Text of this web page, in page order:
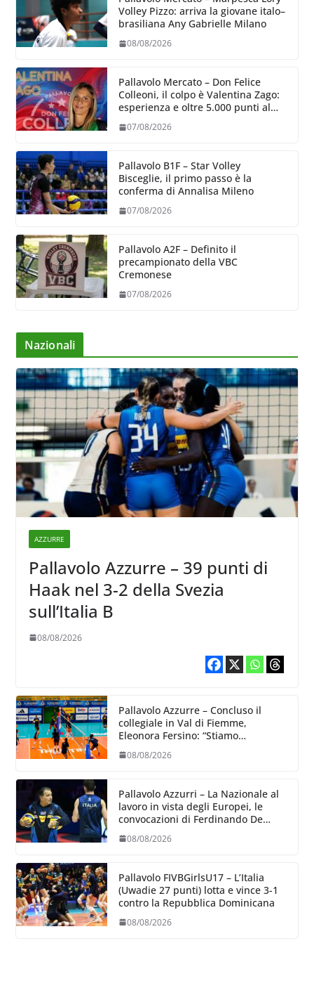
Volley Pizzo: arriva la giovane italo–
brasiliana Any Gabrielle Milano
08/08/2026
Pallavolo Mercato – Don Felice
Colleoni, il colpo è Valentina Zago:
esperienza e oltre 5.000 punti al
07/08/2026
Pallavolo B1F – Star Volley
Bisceglie, il primo passo è la
conferma di Annalisa Mileno
07/08/2026
Pallavolo A2F – Definito il
precampionato della VBC
Cremonese
07/08/2026
Nazionali
AZZURRE
Pallavolo Azzurre – 39 punti di
Haak nel 3-2 della Svezia
sull’Italia B
08/08/2026
Pallavolo Azzurre – Concluso il
collegiale in Val di Fiemme,
Eleonora Fersino: “Stiamo
dove poter migliorare”.
08/08/2026
Pallavolo Azzurri – La Nazionale al
lavoro in vista degli Europei, le
convocazioni di Ferdinando De
08/08/2026
Pallavolo FIVBGirlsU17 – L’Italia
(Uwadie 27 punti) lotta e vince 3-1
contro la Repubblica Dominicana
08/08/2026